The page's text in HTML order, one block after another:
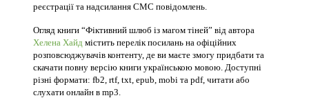
реєстрації та надсилання СМС повідомлень.
Огляд книги “Фіктивний шлюб із магом тіней” від автора
Хелена Хайд містить перелік посилань на офіційних
розповсюджувачів контенту, де ви маєте змогу придбати та
скачати повну версію книги українською мовою. Доступні
різні формати: fb2, rtf, txt, epub, mobi та pdf, читати або
слухати онлайн в mp3.